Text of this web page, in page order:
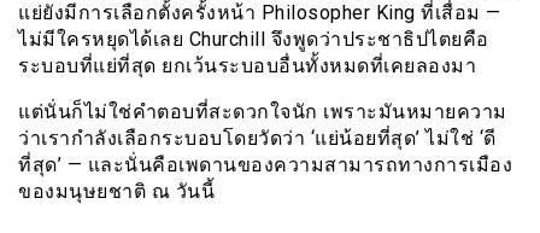
แย่ยังมีการเลือกตั้งครั้งหน้า Philosopher King ที่เสื่อม —
ไม่มีใครหยุดได้เลย Churchill จึงพูดว่าประชาธิปไตยคือ
ระบอบที่แย่ที่สุด ยกเว้นระบอบอื่นทั้งหมดที่เคยลองมา
แต่นั่นก็ไม่ใช่คำตอบที่สะดวกใจนัก เพราะมันหมายความ
ว่าเรากำลังเลือกระบอบโดยวัดว่า ‘แย่น้อยที่สุด’ ไม่ใช่ ‘ดี
ที่สุด’ — และนั่นคือเพดานของความสามารถทางการเมือง
ของมนุษยชาติ ณ วันนี้